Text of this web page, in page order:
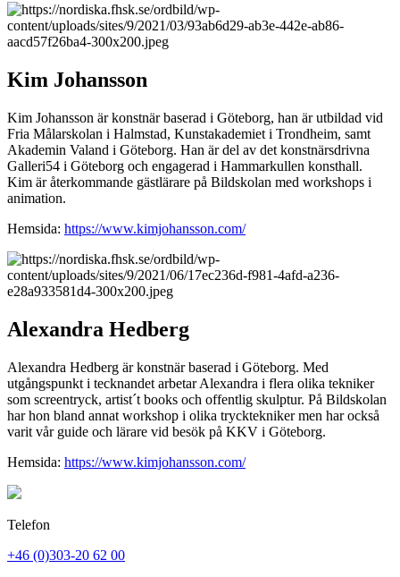
Kim Johansson
Kim Johansson är konstnär baserad i Göteborg, han är utbildad vid
Fria Målarskolan i Halmstad, Kunstakademiet i Trondheim, samt
Akademin Valand i Göteborg. Han är del av det konstnärsdrivna
Galleri54 i Göteborg och engagerad i Hammarkullen konsthall.
Kim är återkommande gästlärare på Bildskolan med workshops i
animation.
Hemsida: https://www.kimjohansson.com/
Alexandra Hedberg
Alexandra Hedberg är konstnär baserad i Göteborg. Med
utgångspunkt i tecknandet arbetar Alexandra i flera olika tekniker
som screentryck, artist´t books och offentlig skulptur. På Bildskolan
har hon bland annat workshop i olika trycktekniker men har också
varit vår guide och lärare vid besök på KKV i Göteborg.
Hemsida: https://www.kimjohansson.com/
Telefon
+46 (0)303-20 62 00